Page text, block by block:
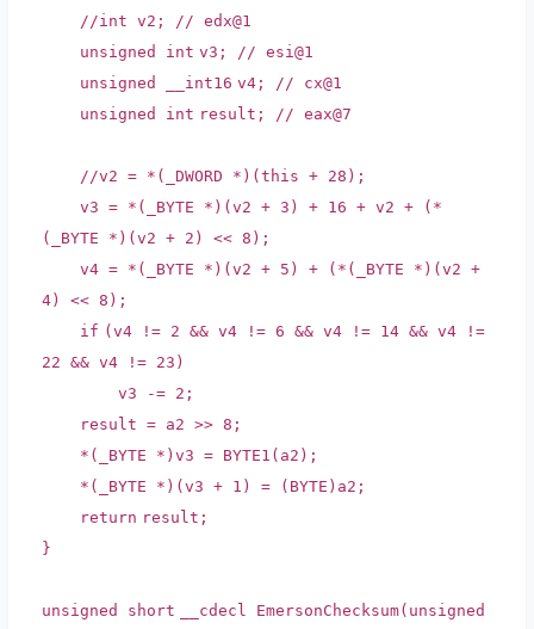
//int v2; // edx@1
unsigned int v3;
// esi@1
unsigned
__int16 v4;
// cx@1
unsigned int result; // eax@7
//v2 = *(_DWORD *)(this + 28);
v3 = *(_BYTE *)(v2 + 3) + 16 + v2 + (*
(_BYTE *)(v2 + 2) << 8);
v4 = *(_BYTE *)(v2 + 5) + (*(_BYTE *)(v2 +
4) << 8);
if (v4 != 2 && v4 != 6 && v4 != 14 && v4 !=
22 && v4 != 23)
v3 -= 2;
result = a2 >> 8;
*(_BYTE *)v3 = BYTE1(a2);
*(_BYTE *)(v3 + 1) = (BYTE)a2;
return result;
}
unsigned short
__cdecl EmersonChecksum(unsigned